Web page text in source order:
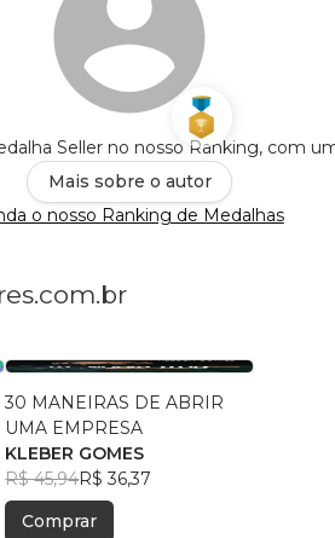
Seller no nosso Ranking, com
Mais sobre o autor
o nosso Ranking de Medalhas
30 MANEIRAS DE ABRIR
UMA EMPRESA
KLEBER GOMES
R$ 45,94R$ 36,37
Comprar